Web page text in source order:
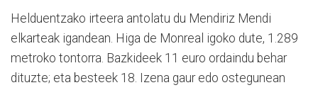
Helduentzako irteera antolatu du Mendiriz Mendi
elkarteak igandean. Higa de Monreal igoko dute, 1.289
metroko tontorra. Bazkideek 11 euro ordaindu behar
dituzte; eta besteek 18. Izena gaur edo ostegunean